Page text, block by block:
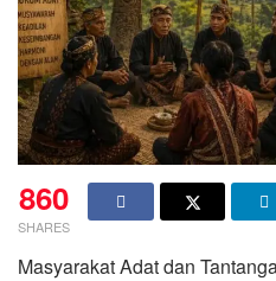
860
SHARES
Masyarakat Adat dan